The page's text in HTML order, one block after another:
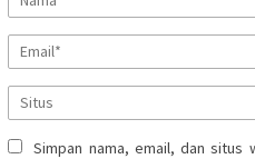
Simpan nama, email, dan situs